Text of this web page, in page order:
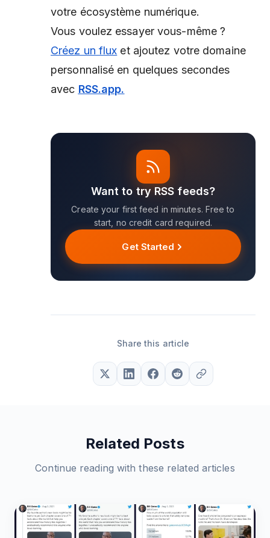
votre écosystème numérique.
Vous voulez essayer vous-même ?
Créez un flux et ajoutez votre domaine
personnalisé en quelques secondes
avec RSS.app.
Want to try RSS feeds?
Create your first feed in minutes. Free to
start, no credit card required.
Get Started
Share this article
Related Posts
Continue reading with these related articles